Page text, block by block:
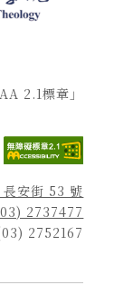
2.1標章」
安街 53 號
2737477
2752167